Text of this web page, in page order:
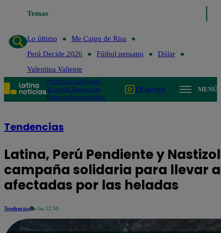
Temas
Lo último Me Caigo de Risa
Lo último
Me Caigo de Risa
Perú Decide 2026
Fútbol peruano
Dólar
Valentina Valiente
PolíticaLimaMundo
Te ayudoTendencias
DeportesEspectáculos
TV en vivo MENÚ
Tendencias
Latina, Perú Pendiente y
campaña solidaria para llevar
afectadas por las heladas
Tendencias a las 12:30